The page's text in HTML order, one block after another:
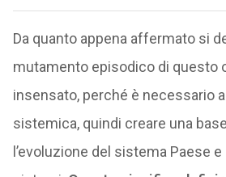
Da quanto appena affermato si
mutamento episodico di questo
insensato, perché è necessario
sistemica, quindi creare una
l’evoluzione del sistema Paese